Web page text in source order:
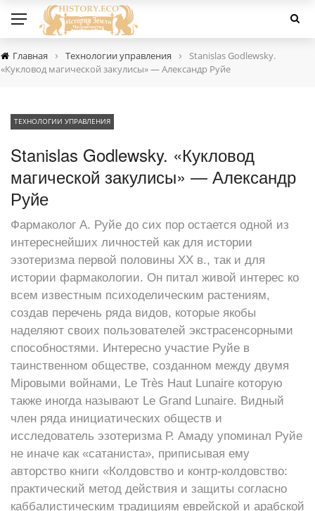
Главная › Технологии управления ›
Stanislas Godlewsky.
«Кукловод магической закулисы» — Александр Руйе
ТЕХНОЛОГИИ УПРАВЛЕНИЯ
Stanislas Godlewsky. «Кукловод
магической закулисы» — Александр
Руйе
Фармаколог А. Руйе до сих пор остается одной из
интереснейших личностей как для истории
эзотеризма первой половины XX в., так и для
истории фармакологии. Он питал живой интерес ко
всем известным психоделическим растениям,
создав перечень ряда видов, которые якобы
наделяют своих пользователей экстрасенсорными
способностями. Интересно участие Руйе в
таинственном обществе, созданном между двумя
Мiровыми войнами, Le Très Haut Lunaire которую
также иногда называют Le Grand Lunaire. Видный
член ряда инициатических обществ и
исследователь эзотеризма Р. Амаду упоминал Руйе
не иначе как «сатаниста», приписывая ему
авторство книги «Колдовство и контр-колдовство:
практический метод действия и защиты согласно
каббалистическим традициям еврейской и арабской